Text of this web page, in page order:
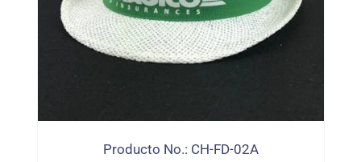
Producto No.: CH-FD-02A